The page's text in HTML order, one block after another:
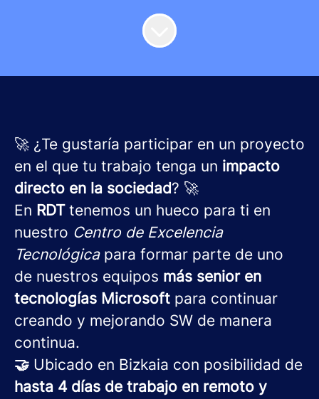
🚀 ¿Te gustaría participar en un proyecto
en el que tu trabajo tenga un impacto
directo en la sociedad? 🚀
En RDT tenemos un hueco para ti en
nuestro Centro de Excelencia
Tecnológica para formar parte de uno
de nuestros equipos más senior en
tecnologías Microsoft para continuar
creando y mejorando SW de manera
continua.
🤝 Ubicado en Bizkaia con posibilidad de
hasta 4 días de trabajo en remoto y